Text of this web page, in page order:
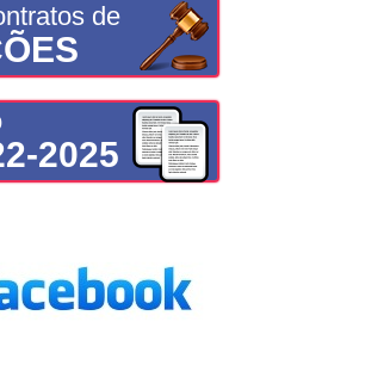
de
2025